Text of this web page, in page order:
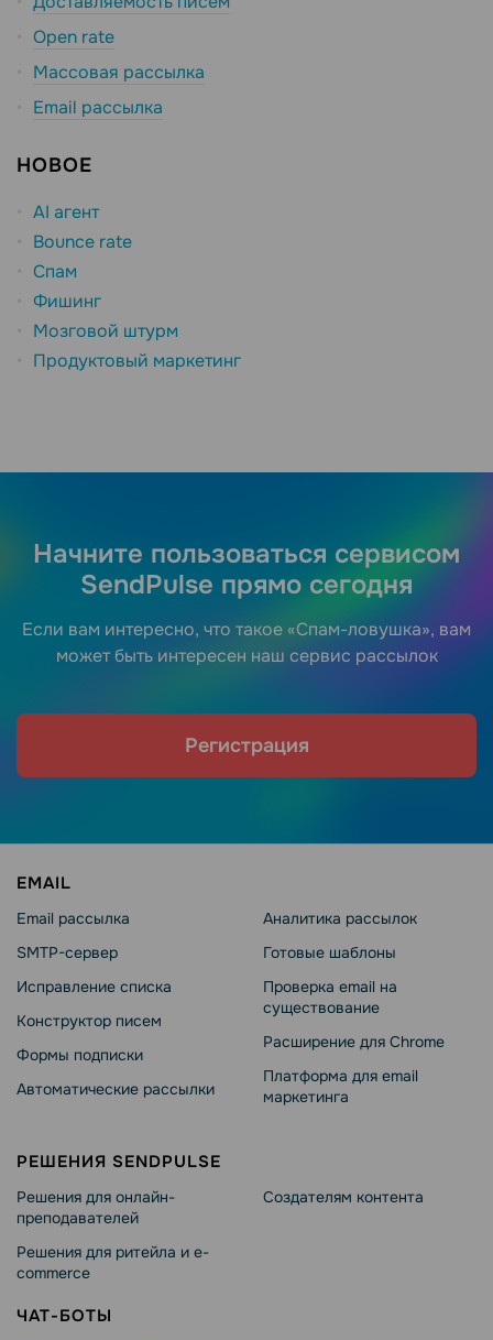
Open rate
Массовая рассылка
Email рассылка
НОВОЕ
AI агент
Bounce rate
Спам
Фишинг
Мозговой штурм
Продуктовый маркетинг
Начните пользоваться сервисом
SendPulse прямо сегодня
Если вам интересно, что такое «Спам-ловушка», вам
может быть интересен наш сервис рассылок
Регистрация
EMAIL
Email рассылка
SMTP-сервер
Исправление списка
Конструктор писем
Формы подписки
Автоматические рассылки
Аналитика рассылок
Готовые шаблоны
Проверка email на
существование
Расширение для Chrome
Платформа для email
маркетинга
РЕШЕНИЯ SENDPULSE
Решения для онлайн-
преподавателей
Решения для ритейла и e-
commerce
Создателям контента
ЧАТ-БОТЫ